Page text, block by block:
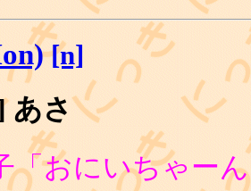
[n]
あさ
「おにいちゃー